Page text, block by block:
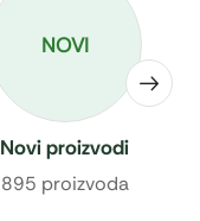
NOVI
Novi proizvodi
895 proizvoda